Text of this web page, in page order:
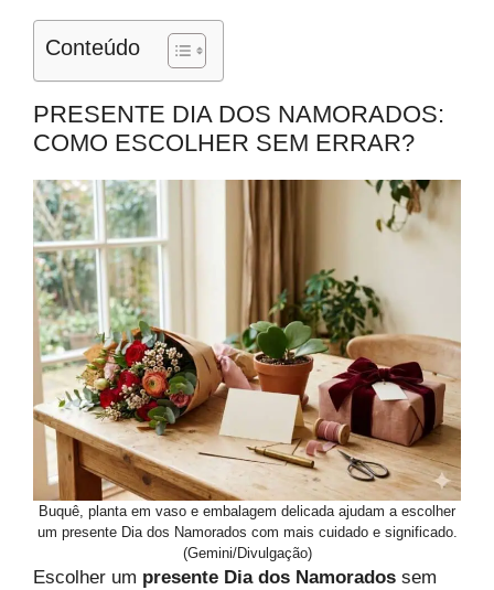
Conteúdo
PRESENTE DIA DOS NAMORADOS:
COMO ESCOLHER SEM ERRAR?
Buquê, planta em vaso e embalagem delicada ajudam a escolher
um presente Dia dos Namorados com mais cuidado e significado.
(Gemini/Divulgação)
Escolher um presente Dia dos Namorados sem